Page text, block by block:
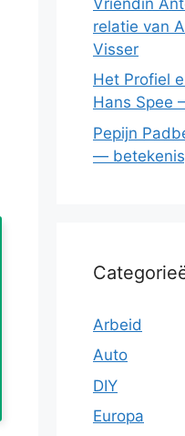
relatie van
Visser
Het Profiel
Hans Spee
Pepijn
—
Arbeid
Auto
DIY
Europa